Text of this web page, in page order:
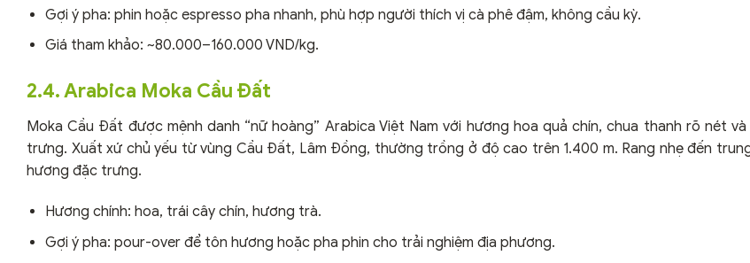
Gợi ý pha: phin hoặc espresso pha nhanh, phù hợp người thích vị cà phê đậm, không cầu kỳ.
Giá tham khảo: ~80.000–160.000 VND/kg.
2.4. Arabica Moka Cầu Đất
Moka Cầu Đất được mệnh danh “nữ hoàng” Arabica Việt Nam với hương hoa quả chín, chua thanh rõ nét
trưng. Xuất xứ chủ yếu từ vùng Cầu Đất, Lâm Đồng, thường trồng ở độ cao trên 1.400 m. Rang nhẹ đến
hương đặc trưng.
Hương chính: hoa, trái cây chín, hương trà.
Gợi ý pha: pour-over để tôn hương hoặc pha phin cho trải nghiệm địa phương.